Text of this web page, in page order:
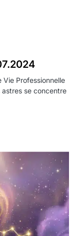
Vie Professionnelle
astres se concentre